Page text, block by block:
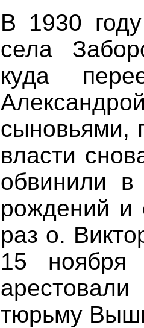
В 1930
села
куда
сыновьями,
власти
обвинили
рождений и
раз о.
15 ноября
тюрьму